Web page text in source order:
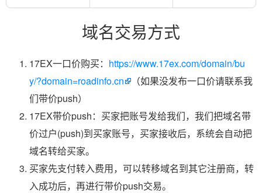
域名交易方式
17EX一口价购买： https://www.17ex.com/domain/bu
y/?domain=roadinfo.cn
（如果没发布一口价请联系我
们带价push）
17EX带价push：买家把账号发给我们，我们把域名带
价过户(push)到买家账号，买家接收后，系统会自动把
域名转给买家。
买家先支付转入费用，可以转移域名到其它注册商，转
入成功后，再进行带价push交易。